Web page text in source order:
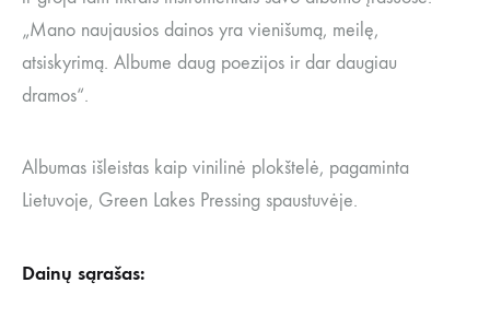
„Mano naujausios dainos yra vienišumą, meilę,
atsiskyrimą. Albume daug poezijos ir dar daugiau
dramos“.
Albumas išleistas kaip vinilinė plokštelė, pagaminta
Lietuvoje, Green Lakes Pressing spaustuvėje.
Dainų sąrašas: